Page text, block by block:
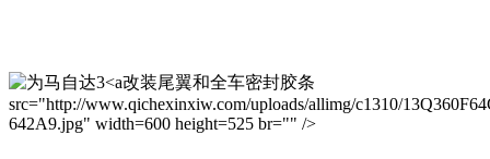
改装尾翼和全车密封胶条
src="http://www.qichexinxiw.com/uploads/allimg/c1310/
642A9.jpg" width=600 height=525 br="" />